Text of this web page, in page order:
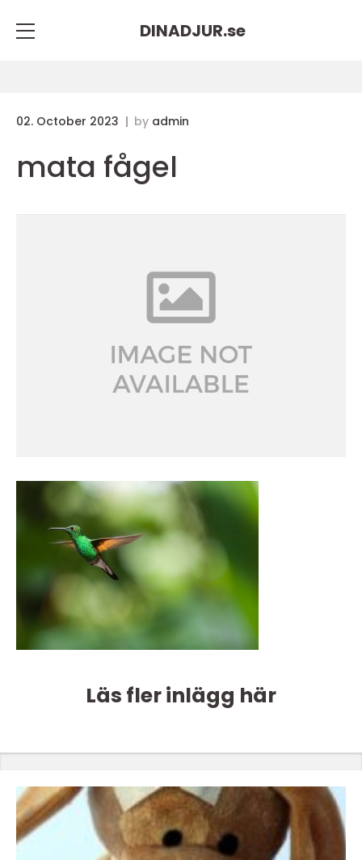
DINADJUR.se
02. October 2023 by admin
mata fågel
Läs fler inlägg här